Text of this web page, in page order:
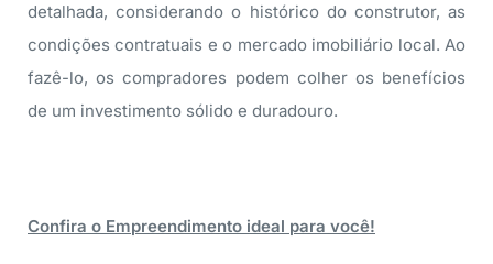
detalhada, considerando o histórico do construtor, as
condições contratuais e o mercado imobiliário local. Ao
fazê-lo, os compradores podem colher os benefícios
de um investimento sólido e duradouro.
Confira o Empreendimento ideal para você!